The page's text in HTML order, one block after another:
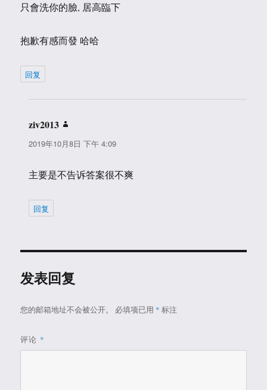
只會洗你的臉, 居高臨下
抱歉有感而發 哈哈
回复
ziv2013
道：
2019年10月8日 下午 4:09
主要是不告诉答案很不爽
回复
发表回复
您的邮箱地址不会被公开。 必填项已用 * 标注
评论 *